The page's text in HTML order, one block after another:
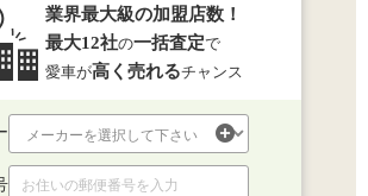
業界最大級の加盟店数！
最大12社の一括査定で
愛車が高く売れるチャンス